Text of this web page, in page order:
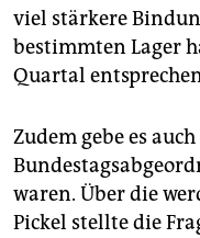
viel stärkere
bestimmten Lager
Quartal
Zudem gebe es
waren. Über die
Pickel stellte die